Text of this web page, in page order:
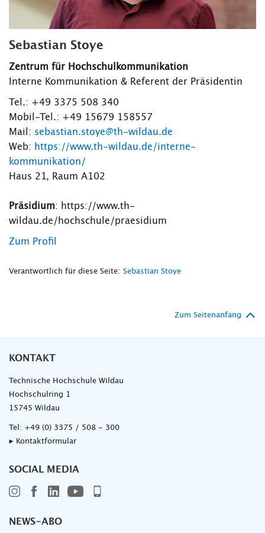
Sebastian Stoye
Zentrum für Hochschulkommunikation
Interne Kommunikation & Referent der Präsidentin
Tel.: +49 3375 508 340
Mobil-Tel.: +49 15679 158557
Mail: sebastian.stoye@th-wildau.de
Web: https://www.th-wildau.de/interne-
kommunikation/
Haus 21, Raum A102
Präsidium: https://www.th-
wildau.de/hochschule/praesidium
Zum Profil
Verantwortlich für diese Seite: Sebastian Stoye
Zum Seitenanfang
KONTAKT
Technische Hochschule Wildau
Hochschulring 1
15745 Wildau
Tel: +49 (0) 3375 / 508 - 300
▸ Kontaktformular
SOCIAL MEDIA
NEWS-ABO